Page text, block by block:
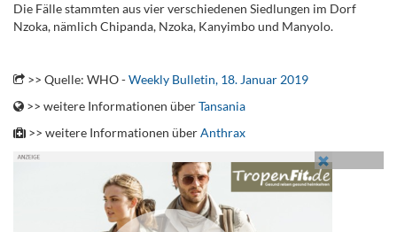
Die Fälle stammten aus vier verschiedenen Siedlungen im Dorf
Nzoka, nämlich Chipanda, Nzoka, Kanyimbo und Manyolo.
>> Quelle: WHO -Weekly Bulletin, 18. Januar 2019
>> weitere Informationen überTansania
>> weitere Informationen überAnthrax